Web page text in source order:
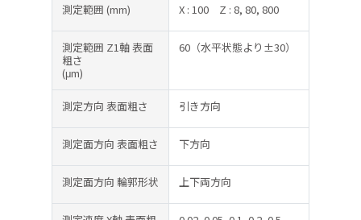
測定範囲 (mm) X : 100 Z : 8, 80, 800
測定範囲 Z1軸 表面
粗さ
(μm)
60（水平状態より±30）
測定方向 表面粗さ 引き方向
測定面方向 表面粗さ 下方向
測定面方向 輪郭形状 上下両方向